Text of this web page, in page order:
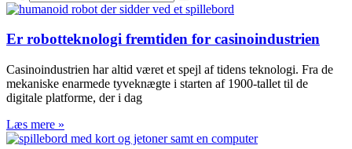
Er robotteknologi fremtiden for casinoindustrien
Casinoindustrien har altid været et spejl af tidens teknologi. Fra de
mekaniske enarmede tyveknægte i starten af 1900-tallet til de
digitale platforme, der i dag
Læs mere »